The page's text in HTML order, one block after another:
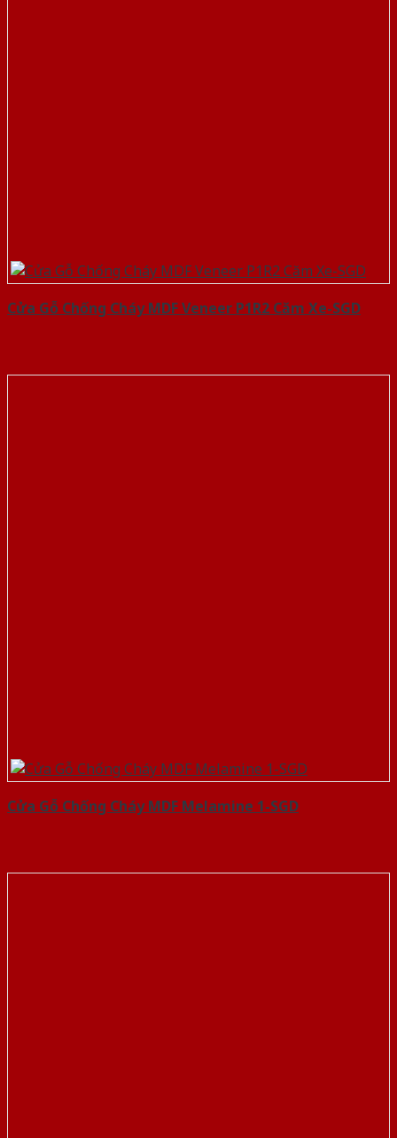
Cửa Gỗ Chống Cháy MDF Veneer P1R2 Căm Xe-SGD
Cửa Gỗ Chống Cháy MDF Melamine 1-SGD